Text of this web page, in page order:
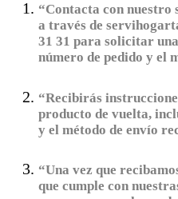
“Contacta con nuestro
a través de
31 31 para solicitar
número de pedido y el
“Recibirás
producto de vuelta,
y el método de envío
“Una vez que
que cumple con